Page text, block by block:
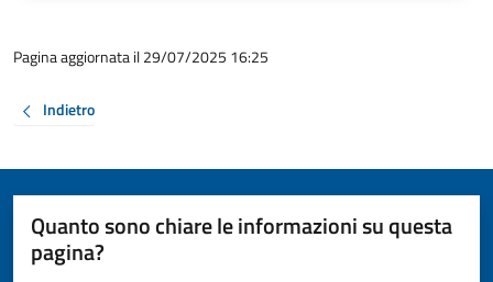
Pagina aggiornata il 29/07/2025 16:25
Indietro
Quanto sono chiare le informazioni su questa
pagina?